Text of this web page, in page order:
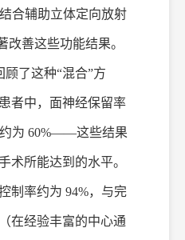
合辅助立体定向放射
改善这些功能结果。
顾了这种“混合”方
者中，面神经保留率
为 60%——这些结果
术所能达到的水平。
制率约为 94%，与完
在经验丰富的中心通